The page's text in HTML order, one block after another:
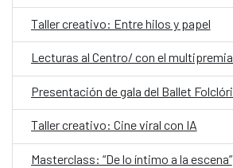
Taller creativo: Entre hilos y papel
Taller creativo: Cine viral con IA
Masterclass: “De lo íntimo a la escena”